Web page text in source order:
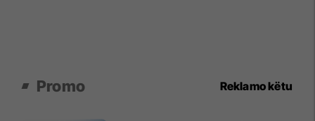
Promo Reklamo këtu